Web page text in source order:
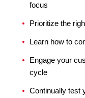
focus
Prioritize the
Learn how to
Engage your
cycle
Continually test